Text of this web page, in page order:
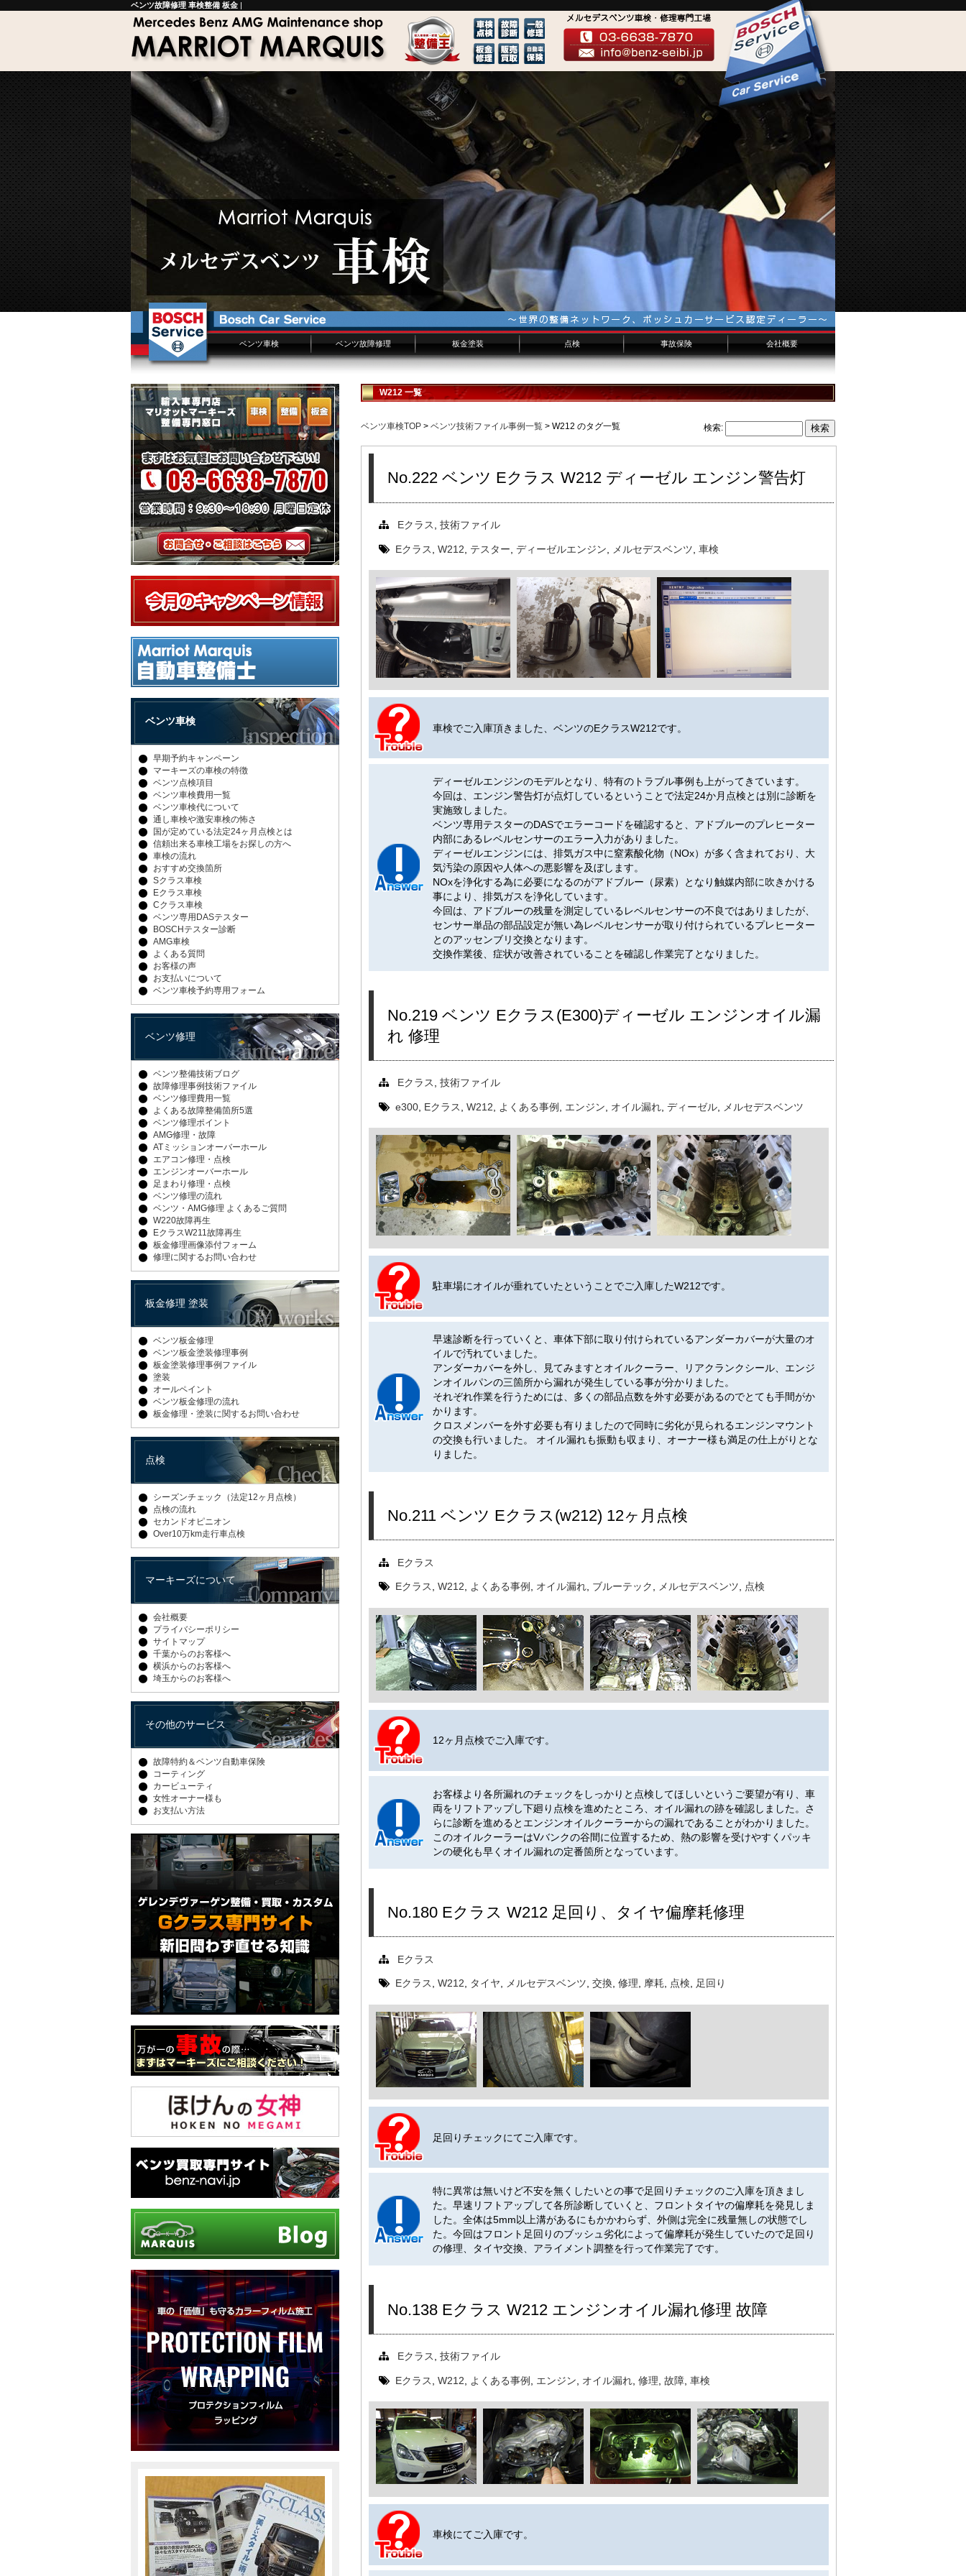
ベンツ故障修理 車検整備 板金 |
ベンツ車検
ベンツ車検概要
ベンツ車検費用
車検点検項目
Sクラス車検
Eクラス車検
Cクラス車検
ベンツ故障修理
ベンツ修理概要
ベンツ修理費用
修理事例技術ファイル
板金塗装
ベンツ板金フォーム
板金修理事例FILE
板金修理事例
点検 事故保険 会社概要
千葉からのお客様へ
横浜からのお客様へ
埼玉からのお客様へ
W212 一覧
ベンツ車検TOP > ベンツ技術ファイル事例一覧 > W212 のタグ一覧 検索:
No.222 ベンツ Eクラス W212 ディーゼル エンジン警告灯
Eクラス 技術ファイル
Eクラス W212 テスター ディーゼルエンジン メルセデスベンツ 車検
車検でご入庫頂きました、ベンツのEクラスW212です。
ディーゼルエンジンのモデルとなり、特有のトラブル事例も上がってきています。
今回は、エンジン警告灯が点灯しているということで法定24か月点検とは別に診断を
実施致しました。
ベンツ専用テスターのDASでエラーコードを確認すると、アドブルーのプレヒーター
内部にあるレベルセンサーのエラー入力がありました。
ディーゼルエンジンには、排気ガス中に窒素酸化物（NOx）が多く含まれており、大
気汚染の原因や人体への悪影響を及ぼします。
NOxを浄化する為に必要になるのがアドブルー（尿素）となり触媒内部に吹きかける
事により、排気ガスを浄化しています。
今回は、アドブルーの残量を測定しているレベルセンサーの不良ではありましたが、
センサー単品の部品設定が無い為レベルセンサーが取り付けられているプレヒーター
とのアッセンブリ交換となります。
交換作業後、症状が改善されていることを確認し作業完了となりました。
No.219 ベンツ Eクラス(E300)ディーゼル エンジンオイル漏
れ 修理
Eクラス, 技術ファイル
e300, Eクラス W212 よくある事例 エンジン オイル漏れ, ディーゼル, メルセデスベンツ
駐車場にオイルが垂れていたということでご入庫したW212です。
早速診断を行っていくと、車体下部に取り付けられているアンダーカバーが大量のオ
イルで汚れていました。
アンダーカバーを外し、見てみますとオイルクーラー、リアクランクシール、エンジ
ンオイルパンの三箇所から漏れが発生している事が分かりました。
それぞれ作業を行うためには、多くの部品点数を外す必要があるのでとても手間がか
かります。
クロスメンバーを外す必要も有りましたので同時に劣化が見られるエンジンマウント
の交換も行いました。 オイル漏れも振動も収まり、オーナー様も満足の仕上がりとな
りました。
No.211 ベンツ Eクラス(w212) 12ヶ月点検
Eクラス
Eクラス W212 よくある事例 オイル漏れ, ブルーテック メルセデスベンツ 点検
12ヶ月点検でご入庫です。
お客様より各所漏れのチェックをしっかりと点検してほしいというご要望が有り、車
両をリフトアップし下廻り点検を進めたところ、オイル漏れの跡を確認しました。さ
らに診断を進めるとエンジンオイルクーラーからの漏れであることがわかりました。
このオイルクーラーはVバンクの谷間に位置するため、熱の影響を受けやすくパッキ
ンの硬化も早くオイル漏れの定番箇所となっています。
No.180 Eクラス W212 足回り、タイヤ偏摩耗修理
Eクラス
Eクラス, W212, タイヤ, メルセデスベンツ, 交換, 修理, 摩耗, 点検, 足回り
足回りチェックにてご入庫です。
特に異常は無いけど不安を無くしたいとの事で足回りチェックのご入庫を頂きまし
た。早速リフトアップして各所診断していくと、フロントタイヤの偏摩耗を発見しま
した。全体は5mm以上溝があるにもかかわらず、外側は完全に残量無しの状態でし
た。今回はフロント足回りのブッシュ劣化によって偏摩耗が発生していたので足回り
の修理、タイヤ交換、アライメント調整を行って作業完了です。
No.138 Eクラス W212 エンジンオイル漏れ修理 故障
Eクラス, 技術ファイル
Eクラス W212 よくある事例 エンジン オイル漏れ, 修理 故障, 車検
車検にてご入庫です。
ベンツ車検
早期予約キャンペーン
マーキーズの車検の特徴
ベンツ点検項目
ベンツ車検費用一覧
ベンツ車検代について
通し車検や激安車検の怖さ
国が定めている法定24ヶ月点検とは
信頼出来る車検工場をお探しの方へ
車検の流れ
おすすめ交換箇所
Sクラス車検
Eクラス車検
Cクラス車検
ベンツ専用DASテスター
BOSCHテスター診断
AMG車検
よくある質問
お客様の声
お支払いについて
ベンツ車検予約専用フォーム
ベンツ修理
ベンツ整備技術ブログ
故障修理事例技術ファイル
ベンツ修理費用一覧
よくある故障整備箇所5選
ベンツ修理ポイント
AMG修理・故障
ATミッションオーバーホール
エアコン修理・点検
エンジンオーバーホール
足まわり修理・点検
ベンツ修理の流れ
ベンツ・AMG修理 よくあるご質問
W220故障再生
EクラスW211故障再生
板金修理画像添付フォーム
修理に関するお問い合わせ
板金修理 塗装
ベンツ板金修理
ベンツ板金塗装修理事例
板金塗装修理事例ファイル
塗装
オールペイント
ベンツ板金修理の流れ
板金修理・塗装に関するお問い合わせ
点検
シーズンチェック（法定12ヶ月点検）
点検の流れ
セカンドオピニオン
Over10万km走行車点検
マーキーズについて
会社概要
プライバシーポリシー
サイトマップ
千葉からのお客様へ
横浜からのお客様へ
埼玉からのお客様へ
その他のサービス
故障特約＆ベンツ自動車保険
コーティング
カービューティ
女性オーナー様も
お支払い方法